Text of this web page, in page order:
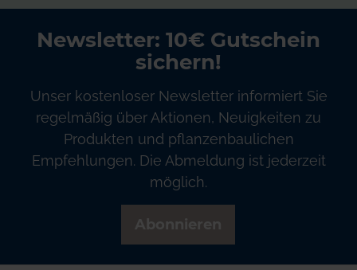
Newsletter: 10€ Gutschein
sichern!
Unser kostenloser Newsletter informiert Sie
regelmäßig über Aktionen, Neuigkeiten zu
Produkten und pflanzenbaulichen
Empfehlungen. Die Abmeldung ist jederzeit
möglich.